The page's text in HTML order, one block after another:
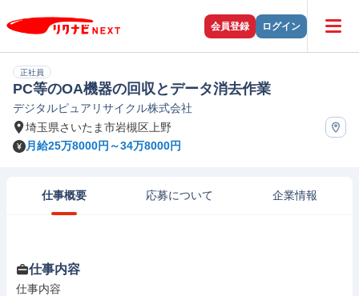
会員登録 ログイン
正社員
PC等のOA機器の回収とデータ消去作業
デジタルピュアリサイクル株式会社
埼玉県さいたま市岩槻区上野
月給25万8000円～34万8000円
仕事概要 応募について 企業情報
仕事内容
仕事内容